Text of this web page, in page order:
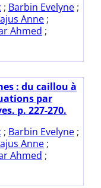
; Barbin Evelyne ;
Anne ;
Ahmed ;
: du caillou à
par
p. 227-270.
; Barbin Evelyne ;
Anne ;
Ahmed ;